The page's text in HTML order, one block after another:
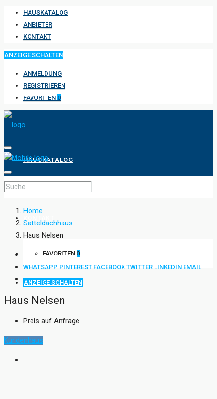
HAUSKATALOG
ANBIETER
KONTAKT
ANZEIGE SCHALTEN
ANMELDUNG
REGISTRIEREN
FAVORITEN 0
HAUSKATALOG
ANBIETER
FAVORITEN 0
ANZEIGE SCHALTEN
Home
Satteldachhaus
Haus Nelsen
WHATSAPP PINTEREST FACEBOOK TWITTER LINKEDIN EMAIL
Haus Nelsen
Preis auf Anfrage
Kundenhaus